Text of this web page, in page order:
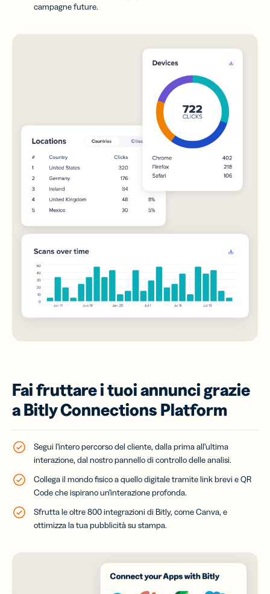
campagne future.
Fai fruttare i tuoi annunci grazie
a Bitly Connections Platform
Segui l’intero percorso del cliente, dalla prima all’ultima
interazione, dal nostro pannello di controllo delle analisi.
Collega il mondo fisico a quello digitale tramite link brevi e QR
Code che ispirano un’interazione profonda.
Sfrutta le oltre 800 integrazioni di Bitly, come Canva, e
ottimizza la tua pubblicità su stampa.